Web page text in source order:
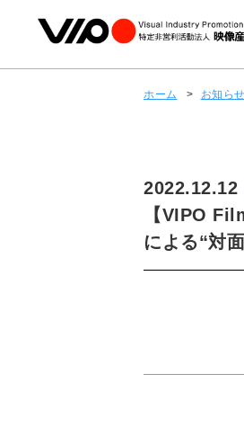
ホーム > お知ら
2022.12.12
【VIPO
による“対